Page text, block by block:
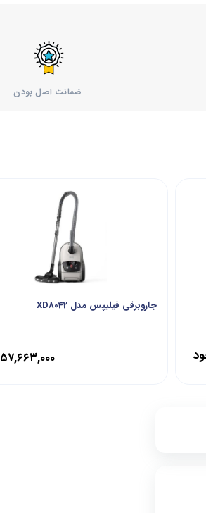
ضمانت اصل بودن
جاروبرقی فیلیپس مدل XD8042
۵۷,۶۶۳,۰۰۰